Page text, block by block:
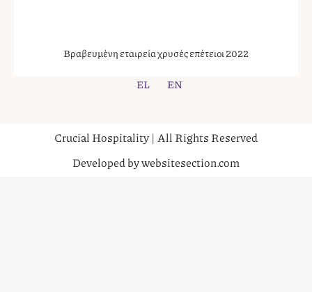
Βραβευμένη εταιρεία χρυσές επέτειοι 2022
EL EN
Crucial Hospitality | All Rights Reserved
Developed by websitesection.com